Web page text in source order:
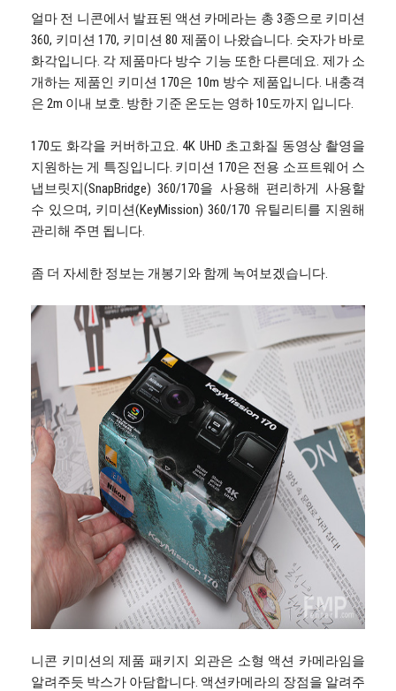
얼마 전 니콘에서 발표된 액션 카메라는 총 3종으로 키미션
360, 키미션 170, 키미션 80 제품이 나왔습니다. 숫자가 바로
화각입니다. 각 제품마다 방수 기능 또한 다른데요. 제가 소
개하는 제품인 키미션 170은 10m 방수 제품입니다. 내충격
은 2m 이내 보호. 방한 기준 온도는 영하 10도까지 입니다.
170도 화각을 커버하고요. 4K UHD 초고화질 동영상 촬영을
지원하는 게 특징입니다. 키미션 170은 전용 소프트웨어 스
냅브릿지(SnapBridge) 360/170을 사용해 편리하게 사용할
수 있으며, 키미션(KeyMission) 360/170 유틸리티를 지원해
관리해 주면 됩니다.
좀 더 자세한 정보는 개봉기와 함께 녹여보겠습니다.
니콘 키미션의 제품 패키지 외관은 소형 액션 카메라임을
알려주듯 박스가 아담합니다. 액션카메라의 장점을 알려주